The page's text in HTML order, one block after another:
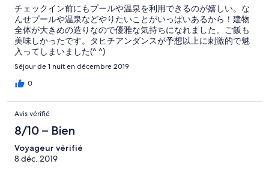
チェックイン前にもプールや温泉を利用できるのが嬉しい。な
んせプールや温泉などやりたいことがいっぱいあるから！建物
全体が大きめの造りなので優雅な気持ちになれました。ご飯も
美味しかったです。タヒチアンダンスが予想以上に刺激的で魅
入ってしまいました(^ ^)
Séjour de 1 nuit en décembre 2019
0
Avis vérifié
8/10 – Bien
Voyageur vérifié
8 déc. 2019